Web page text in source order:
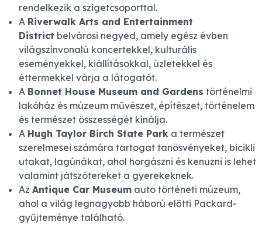
rendelkezik a szigetcsoporttal.
A Riverwalk Arts and Entertainment
District belvárosi negyed, amely egész évben
világszínvonalú koncertekkel, kulturális
eseményekkel, kiállításokkal, üzletekkel és
éttermekkel várja a látogatót.
A Bonnet House Museum and Gardens történelmi
lakóház és múzeum művészet, építészet, történelem
és természet összességét kínálja.
A Hugh Taylor Birch State Park a természet
szerelmesei számára tartogat tanösvényeket, bicikli
utakat, lagúnákat, ahol horgászni és kenuzni is lehet
valamint játszótereket a gyerekeknek.
Az Antique Car Museum auto történeti múzeum,
ahol a világ legnagyobb háború előtti Packard-
gyűjteménye található.